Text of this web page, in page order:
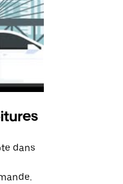
dans